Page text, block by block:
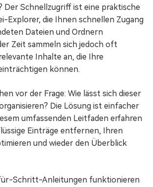
Der Schnellzugriff ist eine praktische
Explorer, die Ihnen schnellen Zugang
Dateien und Ordnern
Zeit sammeln sich jedoch oft
Inhalte an, die Ihre
können.
vor der Frage: Wie lässt sich dieser
Die Lösung ist einfacher
umfassenden Leitfaden erfahren
Einträge entfernen, Ihren
und wieder den Überblick
Schritt-Anleitungen funktionieren